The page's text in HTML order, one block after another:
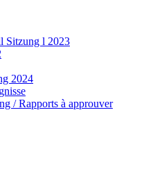
Sitzung l 2023
2024
/ Rapports à approuver